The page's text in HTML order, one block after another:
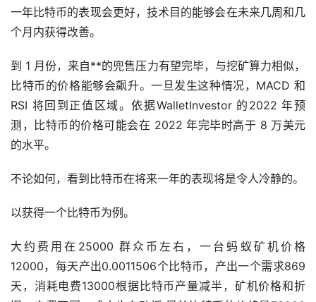
一年比特币的表现会更好，技术目的能够会在未来几周和几
个月内获得改善。
到 1 月份，来自**的兜售压力有望完毕，与挖矿算力相似，
比特币的价格能够会飙升。一旦发生这种情况，MACD 和
RSI 将回到正值区域。依据WalletInvestor 的2022 年预
测，比特币的价格可能会在 2022 年完毕时高于 8 万美元
的水平。
不论如何，看到比特币在将来一年的表现将是令人冷静的。
以获得一个比特币为例。
大约费用在25000 群众币左右，一台蚂蚁矿机价格
12000，每天产出0.0011506个比特币，产出一个需求869
天，消耗电费13000根据比特币产量减半，矿机价格和折